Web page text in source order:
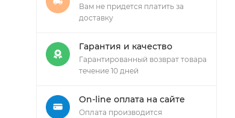
Вам не придется платить за
доставку
Гарантия и качество
Гарантированный возврат товара
течение 10 дней
On-line оплата на сайте
Оплата производится